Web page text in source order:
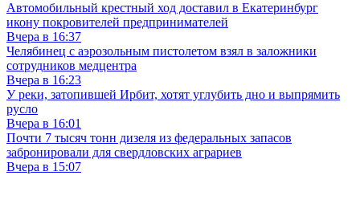
Автомобильный крестный ход доставил в Екатеринбург
икону покровителей предпринимателей
Вчера в 16:37
Челябинец с аэрозольным пистолетом взял в заложники
сотрудников медцентра
Вчера в 16:23
У реки, затопившей Ирбит, хотят углубить дно и выпрямить
русло
Вчера в 16:01
Почти 7 тысяч тонн дизеля из федеральных запасов
забронировали для свердловских аграриев
Вчера в 15:07